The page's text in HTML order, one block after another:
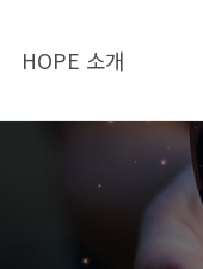
HOPE 소개